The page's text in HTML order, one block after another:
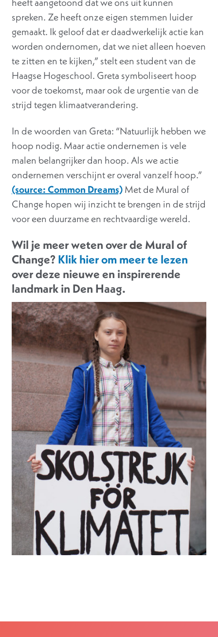
spreken. Ze heeft onze eigen stemmen luider
gemaakt. Ik geloof dat er daadwerkelijk actie kan
worden ondernomen, dat we niet alleen hoeven
te zitten en te kijken,” stelt een student van de
Haagse Hogeschool. Greta symboliseert hoop
voor de toekomst, maar ook de urgentie van de
strijd tegen klimaatverandering.
In de woorden van Greta: “Natuurlijk hebben we
hoop nodig. Maar actie ondernemen is vele
malen belangrijker dan hoop. Als we actie
ondernemen verschijnt er overal vanzelf hoop.”
(source: Common Dreams)Met de Mural of
Change hopen wij inzicht te brengen in de strijd
voor een duurzame en rechtvaardige wereld.
Wil je meer weten over de Mural of
Change?Klik hier om meer te lezen
over deze nieuwe en inspirerende
landmark in Den Haag.